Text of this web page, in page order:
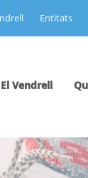
Entitats
Vendrell